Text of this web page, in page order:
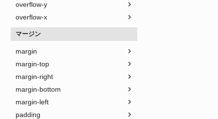
overflow-y
overflow-x
マージン
margin
margin-top
margin-right
margin-bottom
margin-left
padding